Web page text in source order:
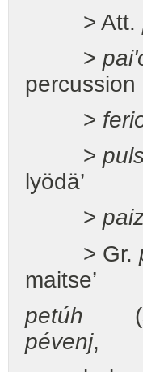
> Att.
>
percussion
>
>
lyödä’
>
> Gr.
maitse’
petúh
pévenj,